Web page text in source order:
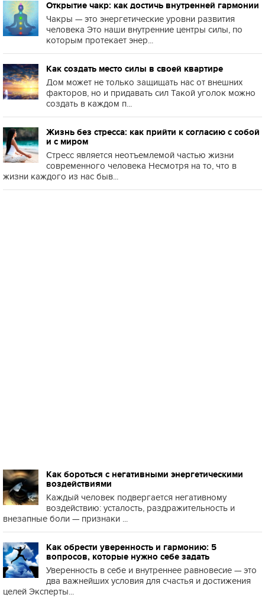
Открытие чакр: как достичь внутренней гармонии
Чакры — это энергетические уровни развития
человека Это наши внутренние центры силы, по
которым протекает энер...
Как создать место силы в своей квартире
Дом может не только защищать нас от внешних
факторов, но и придавать сил Такой уголок можно
создать в каждом п...
Жизнь без стресса: как прийти к согласию с собой
и с миром
Стресс является неотъемлемой частью жизни
современного человека Несмотря на то, что в
жизни каждого из нас быв...
Как бороться с негативными энергетическими
воздействиями
Каждый человек подвергается негативному
воздействию: усталость, раздражительность и
внезапные боли — признаки ...
Как обрести уверенность и гармонию: 5
вопросов, которые нужно себе задать
Уверенность в себе и внутреннее равновесие — это
два важнейших условия для счастья и достижения
целей Эксперты...